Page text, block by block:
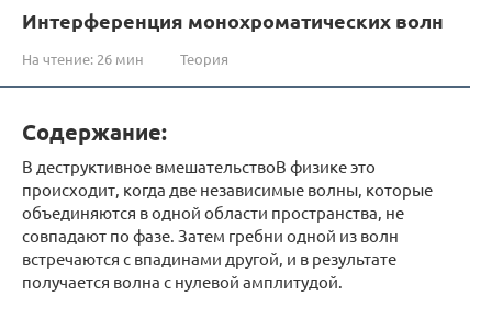
Интерференция монохроматических волн
На чтение: 26 мин Теория
Содержание:
В деструктивное вмешательствоВ физике это
происходит, когда две независимые волны, которые
объединяются в одной области пространства, не
совпадают по фазе. Затем гребни одной из волн
встречаются с впадинами другой, и в результате
получается волна с нулевой амплитудой.